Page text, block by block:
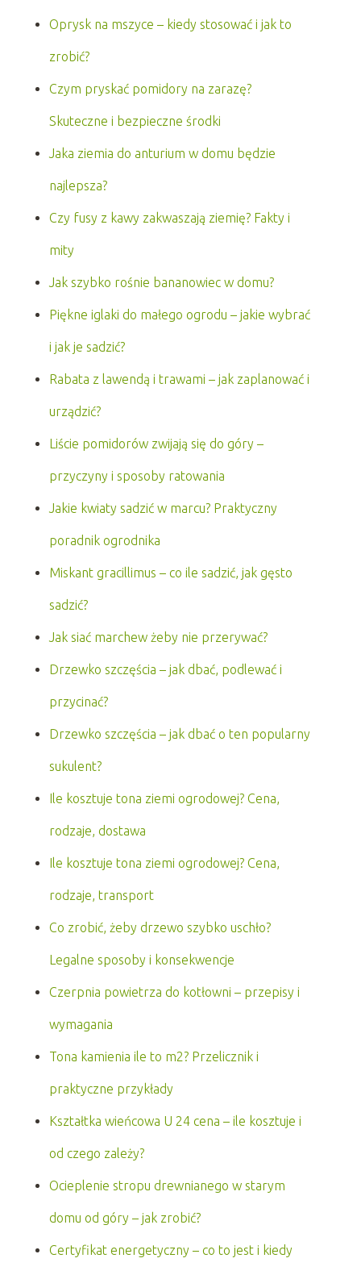
Oprysk na mszyce – kiedy stosować i jak to
zrobić?
Czym pryskać pomidory na zarazę?
Skuteczne i bezpieczne środki
Jaka ziemia do anturium w domu będzie
najlepsza?
Czy fusy z kawy zakwaszają ziemię? Fakty i
mity
Jak szybko rośnie bananowiec w domu?
Piękne iglaki do małego ogrodu – jakie wybrać
i jak je sadzić?
Rabata z lawendą i trawami – jak zaplanować i
urządzić?
Liście pomidorów zwijają się do góry –
przyczyny i sposoby ratowania
Jakie kwiaty sadzić w marcu? Praktyczny
poradnik ogrodnika
Miskant gracillimus – co ile sadzić, jak gęsto
sadzić?
Jak siać marchew żeby nie przerywać?
Drzewko szczęścia – jak dbać, podlewać i
przycinać?
Drzewko szczęścia – jak dbać o ten popularny
sukulent?
Ile kosztuje tona ziemi ogrodowej? Cena,
rodzaje, dostawa
Ile kosztuje tona ziemi ogrodowej? Cena,
rodzaje, transport
Co zrobić, żeby drzewo szybko uschło?
Legalne sposoby i konsekwencje
Czerpnia powietrza do kotłowni – przepisy i
wymagania
Tona kamienia ile to m2? Przelicznik i
praktyczne przykłady
Kształtka wieńcowa U 24 cena – ile kosztuje i
od czego zależy?
Ocieplenie stropu drewnianego w starym
domu od góry – jak zrobić?
Certyfikat energetyczny – co to jest i kiedy